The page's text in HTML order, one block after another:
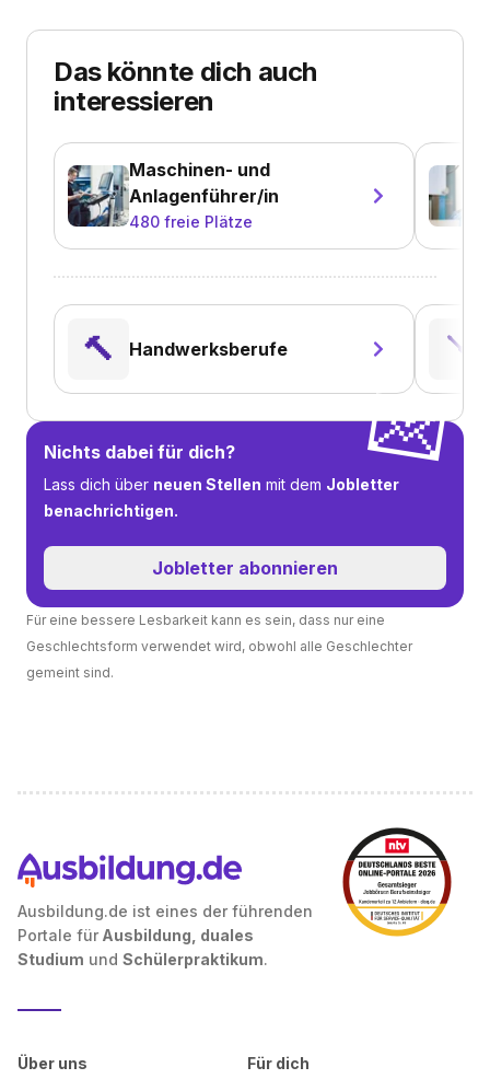
Das könnte dich auch
interessieren
Maschinen- und
Anlagenführer/in
480 freie Plätze
🔨 Handwerksberufe 🪛
💌
Nichts dabei für dich?
Lass dich über neuen Stellen mit dem Jobletter
benachrichtigen.
Jobletter abonnieren
Für eine bessere Lesbarkeit kann es sein, dass nur eine
Geschlechtsform verwendet wird, obwohl alle Geschlechter
gemeint sind.
Ausbildung.de ist eines der führenden
Portale für Ausbildung, duales
Studium und Schülerpraktikum.
Über uns Für dich